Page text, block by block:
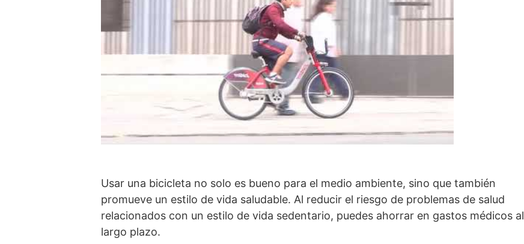
Usar una bicicleta no solo es bueno para el medio ambiente, sino que también
promueve un estilo de vida saludable. Al reducir el riesgo de problemas de salud
relacionados con un estilo de vida sedentario, puedes ahorrar en gastos médicos al
largo plazo.